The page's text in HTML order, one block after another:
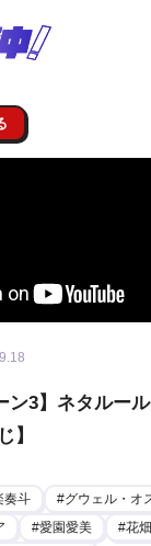
ン3】ネタルー
】
奏斗
グウェル・オ
愛園愛美 花